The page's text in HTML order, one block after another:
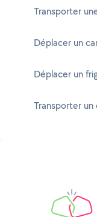
Transporter
Déplacer un
Déplacer un
Transporter un